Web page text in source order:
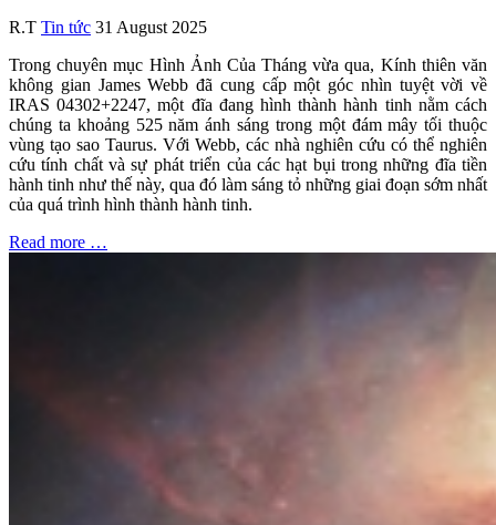
R.T Tin tức 31 August 2025
Trong chuyên mục Hình Ảnh Của Tháng vừa qua, Kính thiên văn
không gian James Webb đã cung cấp một góc nhìn tuyệt vời về
IRAS 04302+2247, một đĩa đang hình thành hành tinh nằm cách
chúng ta khoảng 525 năm ánh sáng trong một đám mây tối thuộc
vùng tạo sao Taurus. Với Webb, các nhà nghiên cứu có thể nghiên
cứu tính chất và sự phát triển của các hạt bụi trong những đĩa tiền
hành tinh như thế này, qua đó làm sáng tỏ những giai đoạn sớm nhất
của quá trình hình thành hành tinh.
Read more …